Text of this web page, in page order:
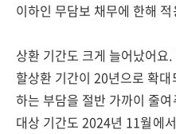
이하인 무담보 채무에 한해
상환 기간도 크게 늘어났어
할상환 기간이 20년으로 확
하는 부담을 절반 가까이 줄
대상 기간도 2024년 11월에